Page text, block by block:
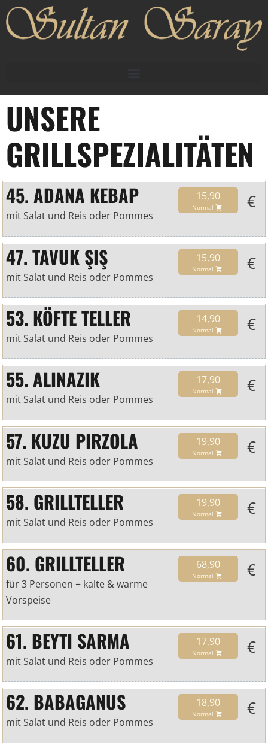
UNSERE
GRILLSPEZIALITÄTEN
45. ADANA KEBAP 15,90
Normal €
mit Salat und Reis oder Pommes
47. TAVUK ŞIŞ 15,90
Normal €
mit Salat und Reis oder Pommes
53. KÖFTE TELLER 14,90
Normal €
mit Salat und Reis oder Pommes
55. ALINAZIK 17,90
Normal €
mit Salat und Reis oder Pommes
57. KUZU PIRZOLA 19,90
Normal €
mit Salat und Reis oder Pommes
58. GRILLTELLER 19,90
Normal €
mit Salat und Reis oder Pommes
60. GRILLTELLER 68,90
Normal €
für 3 Personen + kalte & warme
Vorspeise
61. BEYTI SARMA 17,90
Normal €
mit Salat und Reis oder Pommes
62. BABAGANUS 18,90
Normal €
mit Salat und Reis oder Pommes